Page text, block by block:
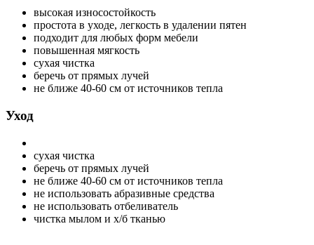
высокая износостойкость
простота в уходе, легкость в удалении пятен
подходит для любых форм мебели
повышенная мягкость
сухая чистка
беречь от прямых лучей
не ближе 40-60 см от источников тепла
Уход
сухая чистка
беречь от прямых лучей
не ближе 40-60 см от источников тепла
не использовать абразивные средства
не использовать отбеливатель
чистка мылом и х/б тканью